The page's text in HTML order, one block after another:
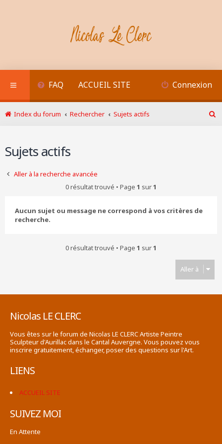
FAQ ACCUEIL SITE Connexion
Index du forum Rechercher
Sujets actifs
Sujets actifs
Aller à la recherche avancée
0 résultat trouvé • Page 1 sur1
Aucun sujet ou message ne correspond à vos critères de
recherche.
0 résultat trouvé • Page 1 sur1
Aller à
Nicolas LE CLERC
Vous êtes sur le forum de Nicolas LE CLERC Artiste Peintre
Sculpteur d'Aurillac dans le Cantal Auvergne. Vous pouvez vous
inscrire gratuitement, échanger, poser des questions sur l'Art.
LIENS
ACCUEIL SITE
SUIVEZ MOI
En Attente